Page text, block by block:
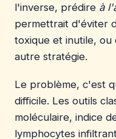
l'inverse, prédire à
permettrait d'éviter
toxique et inutile,
autre stratégie.
Le problème, c'est
difficile. Les outils
moléculaire, indice
lymphocytes